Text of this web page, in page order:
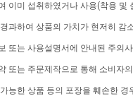
이미 섭취하였거나 사용(착용 및
과하여 상품의 가치가 현저히 감
또는 사용설명서에 안내된 주의
또는 주문제작으로 통해 소비자
능한 상품 등의 포장을 훼손한 경